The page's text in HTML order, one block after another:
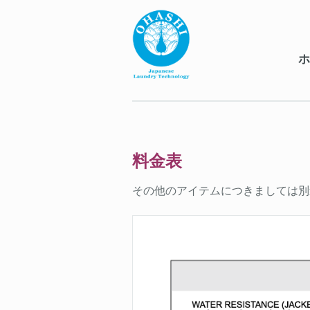
料金表
その他のアイテムにつきましては